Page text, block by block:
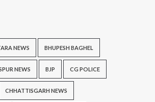
NEWS BHUPESH BAGHEL
NEWS BJP CG POLICE
CHHATTISGARH NEWS